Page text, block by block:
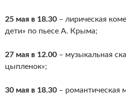
25 мая в 18.30 – лирическая
дети» по пьесе А. Крыма;
27 мая в 12.00 – музыкальная
цыпленок»;
30 мая в 18.30 – романтическая